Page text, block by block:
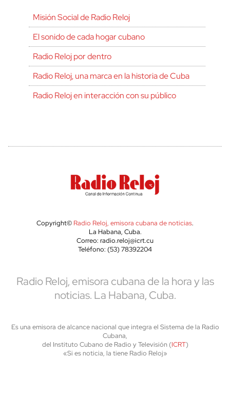
Misión Social de Radio Reloj
El sonido de cada hogar cubano
Radio Reloj por dentro
Radio Reloj, una marca en la historia de Cuba
Radio Reloj en interacción con su público
Copyright© Radio Reloj, emisora cubana de noticias.
La Habana, Cuba.
Correo: radio.reloj@icrt.cu
Teléfono: (53) 78392204
Radio Reloj, emisora cubana de la hora y las
noticias. La Habana, Cuba.
Es una emisora de alcance nacional que integra el Sistema de la Radio
Cubana,
del Instituto Cubano de Radio y Televisión (ICRT)
«Si es noticia, la tiene Radio Reloj»